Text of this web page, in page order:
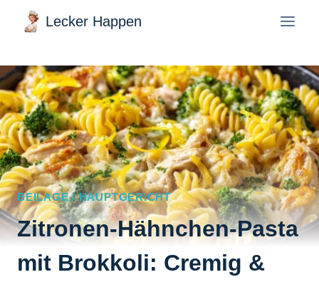
Zum
Inhalt
springen
Lecker Happen
BEILAGE / HAUPTGERICHT
Zitronen-Hähnchen-Pasta
mit Brokkoli: Cremig &